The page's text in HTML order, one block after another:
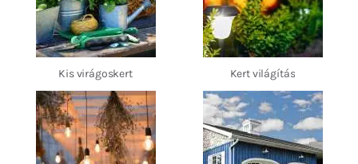
Kis virágoskert Kert világítás